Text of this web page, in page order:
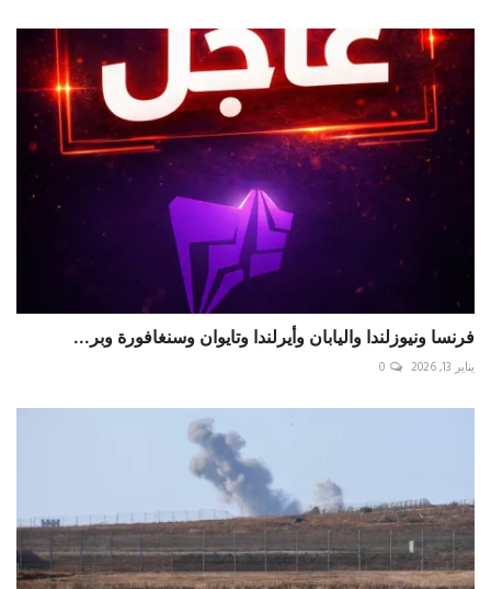
فرنسا ونيوزلندا واليابان وأيرلندا وتايوان وسنغافورة وبر...
يناير 13, 2026 0